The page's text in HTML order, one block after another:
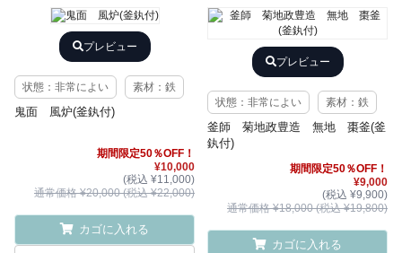
プレビュー
状態：非常によい 素材：鉄
鬼面 風炉(釜釻付)
期間限定50％OFF！
¥10,000
(税込 ¥11,000)
通常価格 ¥20,000 (税込 ¥22,000)
カゴに入れる
プレビュー
状態：非常によい 素材：鉄
釜師 菊地政豊造 無地 棗釜(釜
釻付)
期間限定50％OFF！
¥9,000
(税込 ¥9,900)
通常価格 ¥18,000 (税込 ¥19,800)
カゴに入れる